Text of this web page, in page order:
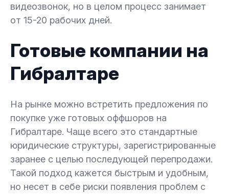
видеозвонок, но в целом процесс занимает
от 15-20 рабочих дней.
Готовые компании на
Гибралтаре
На рынке можно встретить предложения по
покупке уже готовых оффшоров на
Гибралтаре. Чаще всего это стандартные
юридические структуры, зарегистрированные
заранее с целью последующей перепродажи.
Такой подход кажется быстрым и удобным,
но несет в себе риски появления проблем с